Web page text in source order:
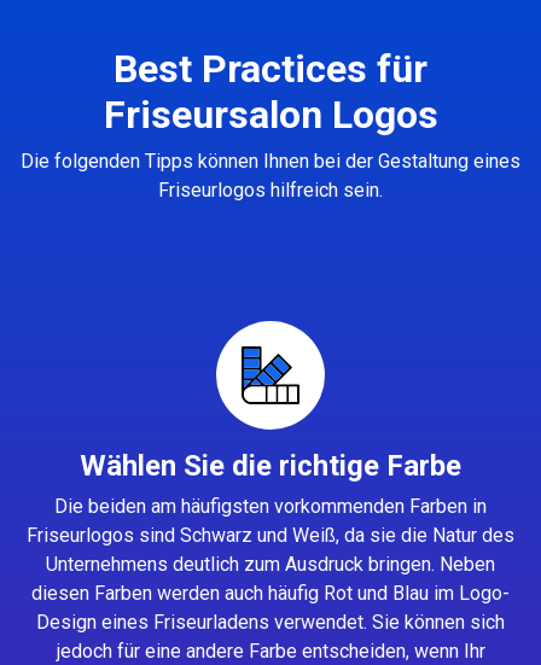
Best Practices für
Friseursalon Logos
Die folgenden Tipps können Ihnen bei der Gestaltung eines
Friseurlogos hilfreich sein.
Wählen Sie die richtige Farbe
Die beiden am häufigsten vorkommenden Farben in
Friseurlogos sind Schwarz und Weiß, da sie die Natur des
Unternehmens deutlich zum Ausdruck bringen. Neben
diesen Farben werden auch häufig Rot und Blau im Logo-
Design eines Friseurladens verwendet. Sie können sich
jedoch für eine andere Farbe entscheiden, wenn Ihr